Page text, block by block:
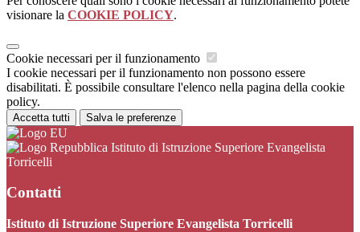
visionare la COOKIE POLICY.
Cookie necessari per il funzionamento
I cookie necessari per il funzionamento non possono essere
disabilitati. È possibile consultare l'elenco nella pagina della cookie
policy.
Accetta tutti Salva le preferenze
Istituto di Istruzione Superiore Evangelista
Torricelli
Contatti
Istituto di Istruzione Superiore Evangelista Torricelli